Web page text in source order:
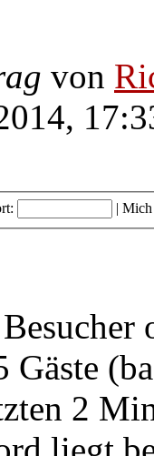
von
| Mich
Besucher
Gäste
2